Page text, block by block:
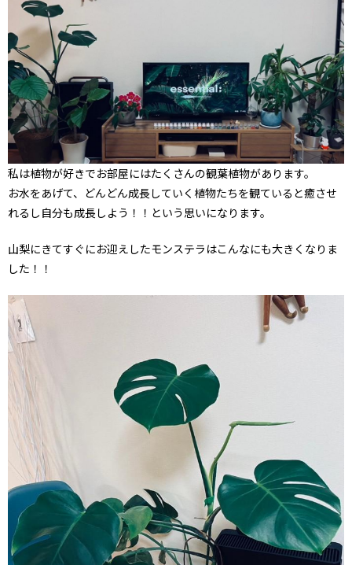
私は植物が好きでお部屋にはたくさんの観葉植物があります。
お水をあげて、どんどん成長していく植物たちを観ていると癒させ
れるし自分も成長しよう！！という思いになります。
山梨にきてすぐにお迎えしたモンステラはこんなにも大きくなりま
した！！